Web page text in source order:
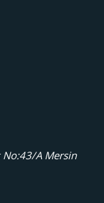
No:43/A Mersin